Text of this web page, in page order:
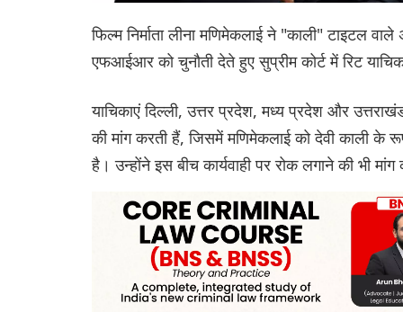
फिल्म निर्माता लीना मणिमेकलाई ने "काली" टाइटल
एफआईआर को चुनौती देते हुए सुप्रीम कोर्ट में रिट
याचिकाएं दिल्ली, उत्तर प्रदेश, मध्य प्रदेश और
की मांग करती हैं, जिसमें मणिमेकलाई को देवी काली के
है। उन्होंने इस बीच कार्यवाही पर रोक लगाने की भी